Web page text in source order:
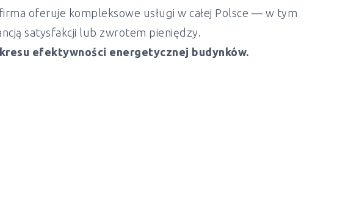
oferuje kompleksowe usługi w całej Polsce — w tym
satysfakcji lub zwrotem pieniędzy.
efektywności energetycznej budynków.